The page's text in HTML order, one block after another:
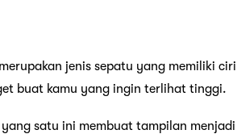
jenis sepatu yang memiliki
buat kamu yang ingin terlihat tinggi.
satu ini membuat tampilan